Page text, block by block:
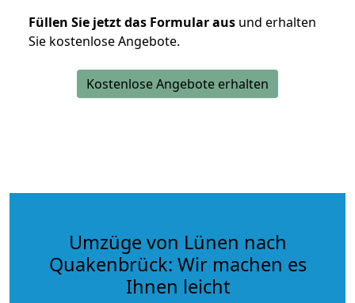
Füllen Sie jetzt das Formular aus und erhalten
Sie kostenlose Angebote.
Kostenlose Angebote erhalten
Umzüge von Lünen nach
Quakenbrück: Wir machen es
Ihnen leicht